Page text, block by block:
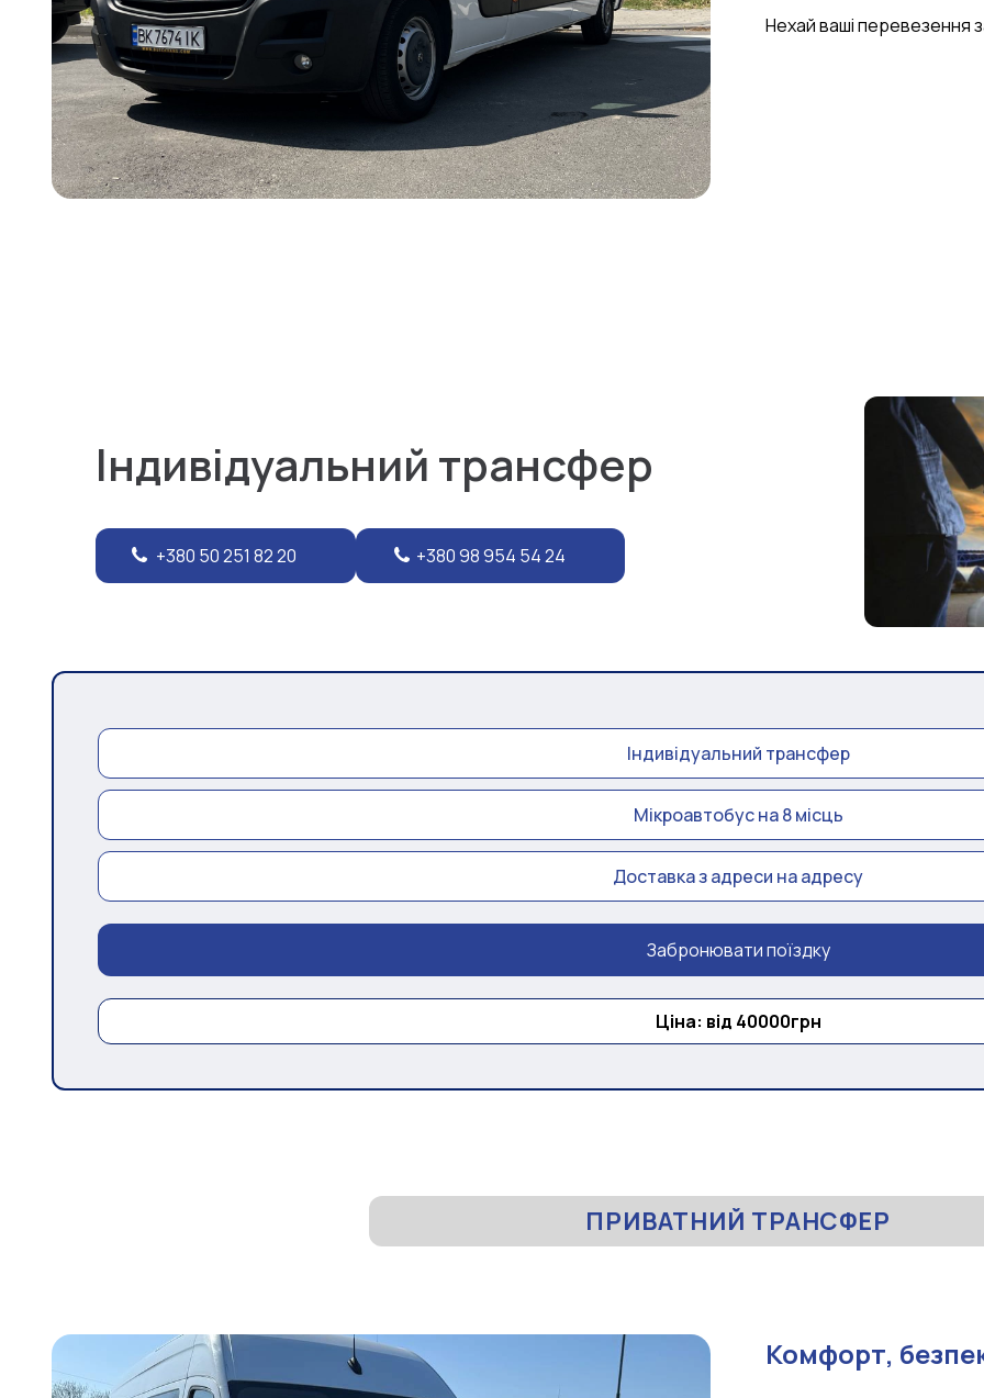
Нехай ваші перевезення
Індивідуальний трансфер
+380 50 251 82 20 +380 98 954 54 24
Індивідуальний трансфер
Мікроавтобус на 8 місць
Доставка з адреси на адресу
Забронювати поїздку
Ціна: від 40000грн
ПРИВАТНИЙ ТРАНСФЕР
Комфорт,